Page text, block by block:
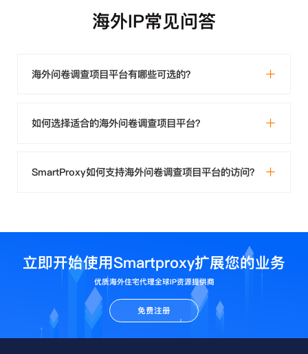
海外IP常见问答
海外问卷调查项目平台有哪些可选的？
如何选择适合的海外问卷调查项目平台？
SmartProxy如何支持海外问卷调查项目平台的访问？
立即开始使用Smartproxy扩展您的业务
优质海外住宅代理全球IP资源提供商
免费注册